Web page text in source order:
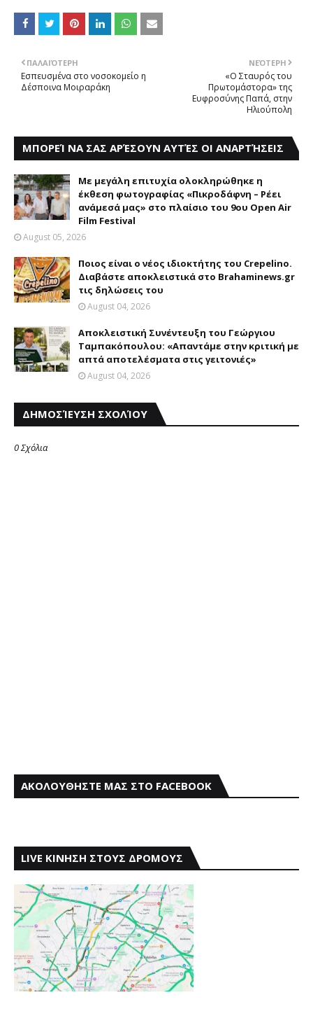
ΝΕΌΤΕΡΗ
«Ο Σταυρός του
Πρωτομάστορα» της
Ευφροσύνης Παπά, στην
Ηλιούπολη
ΠΑΛΑΙΌΤΕΡΗ
Εσπευσμένα στο νοσοκομείο η
Δέσποινα Μοιραράκη
ΜΠΟΡΕΊ ΝΑ ΣΑΣ ΑΡΈΣΟΥΝ ΑΥΤΈΣ ΟΙ ΑΝΑΡΤΉΣΕΙΣ
Με μεγάλη επιτυχία ολοκληρώθηκε η
έκθεση φωτογραφίας «Πικροδάφνη – Ρέει
ανάμεσά μας» στο πλαίσιο του 9ου Open Air
Film Festival
August 05, 2026
Ποιος είναι ο νέος ιδιοκτήτης του Crepelino.
Διαβάστε αποκλειστικά στο Brahaminews.gr
τις δηλώσεις του
August 04, 2026
Αποκλειστική Συνέντευξη του Γεώργιου
Ταμπακόπουλου: «Απαντάμε στην κριτική με
απτά αποτελέσματα στις γειτονιές»
August 04, 2026
ΔΗΜΟΣΊΕΥΣΗ ΣΧΟΛΊΟΥ
0 Σχόλια
ΑΚΟΛΟΥΘΗΣΤΕ ΜΑΣ ΣΤΟ FACEBOOK
LIVE ΚΙΝΗΣΗ ΣΤΟΥΣ ΔΡΟΜΟΥΣ